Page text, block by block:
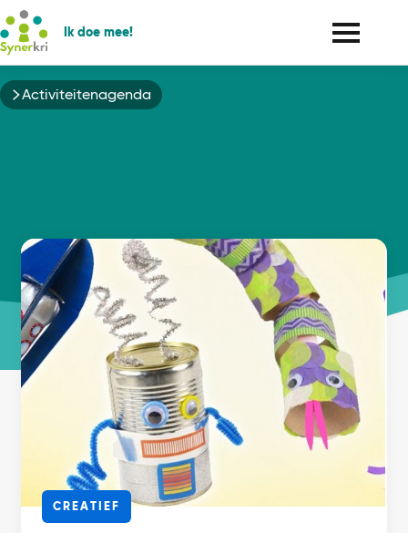
Ik doe mee!
Kruimelpad
Activiteitenagenda
CREATIEF